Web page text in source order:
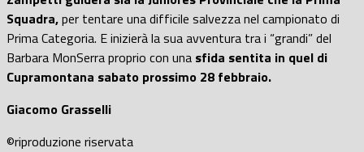
Squadra,per tentare una difficile salvezza nel campionato di
Prima Categoria. E inizierà la sua avventura tra i “grandi” del
Barbara MonSerra proprio con una sfida sentita in quel di
Cupramontana sabato prossimo 28 febbraio.
Giacomo Grasselli
©riproduzione riservata